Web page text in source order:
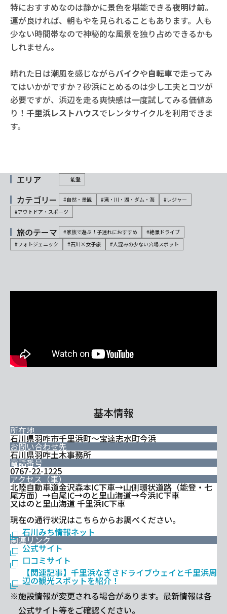
特におすすめなのは静かに景色を堪能できる夜明け前。
運が良ければ、朝もやを見られることもあります。人も
少ない時間帯なので神秘的な風景を独り占めできるかも
しれません。
晴れた日は潮風を感じながらバイクや自転車で走ってみ
てはいかがですか？砂浜にとめるのは少し工夫とコツが
必要ですが、浜辺を走る爽快感は一度試してみる価値あ
り！ 千里浜レストハウスでレンタサイクルを利用できま
す。
エリア 能登
カテゴリー #自然・景観 #滝・川・湖・ダム・海
#レジャー
#アウトドア・スポーツ
旅のテーマ #家族で遊ぶ！子連れにおすすめ
#絶景ドライブ
#フォトジェニック
#石川×女子旅 #人混みの少ない穴場スポット
基本情報
所在地
石川県羽咋市千里浜町～宝達志水町今浜
お問い合わせ先
石川県羽咋土木事務所
電話番号
0767-22-1225
アクセス（車）
北陸自動車道金沢森本IC下車→山側環状道路（能登・七
尾方面）→白尾IC→のと里山海道→今浜IC下車
又はのと里山海道 千里浜IC下車
現在の通行状況はこちらからお調べください。
石川みち情報ネット
関連リンク
公式サイト
口コミサイト
【関連記事】千里浜なぎさドライブウェイと千里浜周
辺の観光スポットを紹介！
※施設情報が変更される場合があります。最新情報は各
公式サイト等をご確認ください。